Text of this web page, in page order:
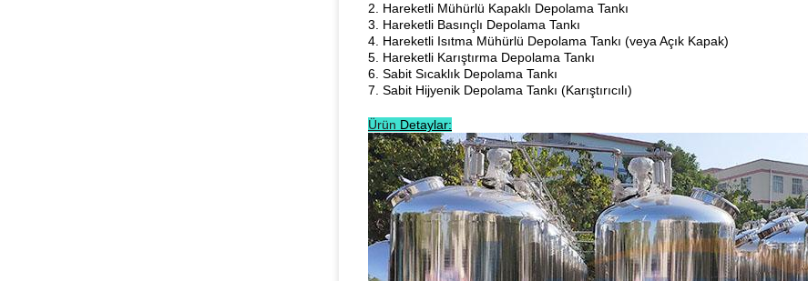
2. Hareketli Mühürlü Kapaklı Depolama Tankı
3. Hareketli Basınçlı Depolama Tankı
4. Hareketli Isıtma Mühürlü Depolama Tankı (veya Açık Kapak)
5. Hareketli Karıştırma Depolama Tankı
6. Sabit Sıcaklık Depolama Tankı
7. Sabit Hijyenik Depolama Tankı (Karıştırıcılı)
Ürün Detaylar: